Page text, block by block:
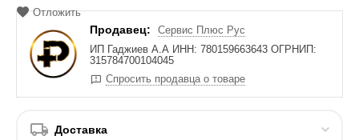
Отложить
Продавец:
Сервис Плюс Рус
ИП Гаджиев А.А ИНН: 780159663643 ОГРНИП:
315784700104045
Спросить продавца о товаре
Доставка